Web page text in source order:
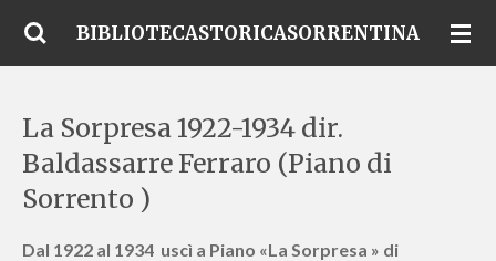
Vai
principale
BIBLIOTECASTORICASORRENTINA
La Sorpresa 1922-1934 dir.
Baldassarre Ferraro (Piano di
Sorrento )
Dal 1922 al 1934 uscì a Piano «La Sorpresa » di